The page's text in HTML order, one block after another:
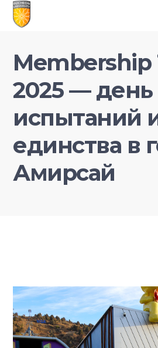
Membership
2025 — день
испытаний
единства в
Амирсай